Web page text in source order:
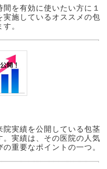
を有効に使いたい方に１
実施しているオススメの包
。
実績を公開している包茎
実績は、その医院の人気
重要なポイントの一つ。